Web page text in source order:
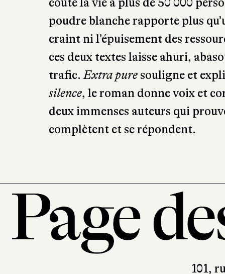
coûté la vie à plus de 50 000
poudre blanche rapporte plus
craint ni l’épuisement des
ces deux textes laisse ahuri,
trafic.Extra pure souligne et
silence, le roman donne voix et
deux immenses auteurs qui
complètent et se répondent.